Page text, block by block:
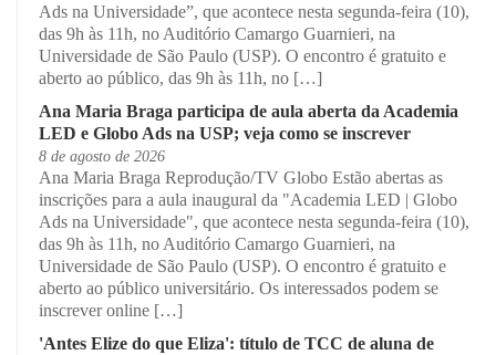
Ads na Universidade”, que acontece nesta segunda-feira (10),
das 9h às 11h, no Auditório Camargo Guarnieri, na
Universidade de São Paulo (USP). O encontro é gratuito e
aberto ao público, das 9h às 11h, no […]
Ana Maria Braga participa de aula aberta da Academia
LED e Globo Ads na USP; veja como se inscrever
8 de agosto de 2026
Ana Maria Braga Reprodução/TV Globo Estão abertas as
inscrições para a aula inaugural da "Academia LED | Globo
Ads na Universidade", que acontece nesta segunda-feira (10),
das 9h às 11h, no Auditório Camargo Guarnieri, na
Universidade de São Paulo (USP). O encontro é gratuito e
aberto ao público universitário. Os interessados podem se
inscrever online […]
'Antes Elize do que Eliza': título de TCC de aluna de